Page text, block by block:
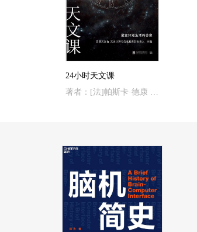
24小时天文课
著者：[法]帕斯卡·德康 著； 陈榕 译